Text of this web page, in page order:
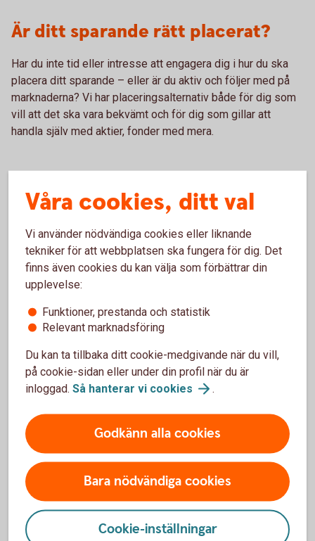
Är ditt sparande rätt placerat?
Har du inte tid eller intresse att engagera dig i hur du ska
placera ditt sparande – eller är du aktiv och följer med på
marknaderna? Vi har placeringsalternativ både för dig som
vill att det ska vara bekvämt och för dig som gillar att
handla själv med aktier, fonder med mera.
Frågor?
Kontakta oss
Om du har frågor om sparande eller placeringar - ring
oss eller besök ett bankkontor så hjälper vi dig.
Ring oss i Bjärnum 0451-77 56 60 för
Våra cookies, ditt val
Vi använder nödvändiga cookies eller liknande
tekniker för att webbplatsen ska fungera för dig. Det
finns även cookies du kan välja som förbättrar din
upplevelse:
Funktioner, prestanda och statistik
Relevant marknadsföring
Du kan ta tillbaka ditt cookie-medgivande när du vill,
på cookie-sidan eller under din profil när du är
inloggad. Så hanterar vi cookies .
Godkänn alla cookies
Bara nödvändiga cookies
Cookie-inställningar